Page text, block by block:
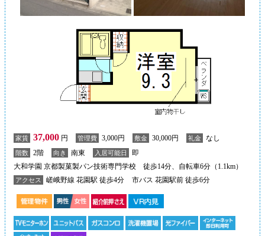
家賃 37,000 円 管理費 3,000円 敷金 30,000円 礼金 なし
階数 2階 向き 南東 入居可能日
即
大和学園 京都製菓製パン技術専門学校 徒歩14分、自転車6分（1.1km）
アクセス 嵯峨野線 花園駅 徒歩4分 市バス 花園駅前 徒歩6分